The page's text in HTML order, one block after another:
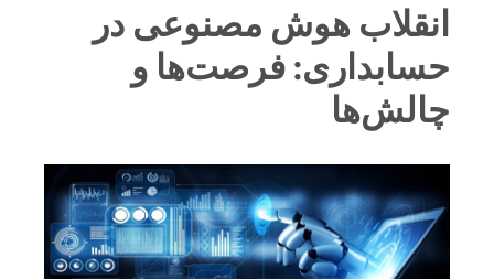
انقلاب هوش مصنوعی در
حسابداری: فرصت‌ها و
چالش‌ها